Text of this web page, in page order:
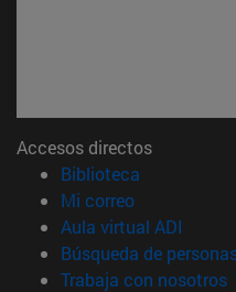
Accesos directos
Biblioteca
Mi correo(abre en
Aula virtual ADI
Búsqueda de
Trabaja con nosotros